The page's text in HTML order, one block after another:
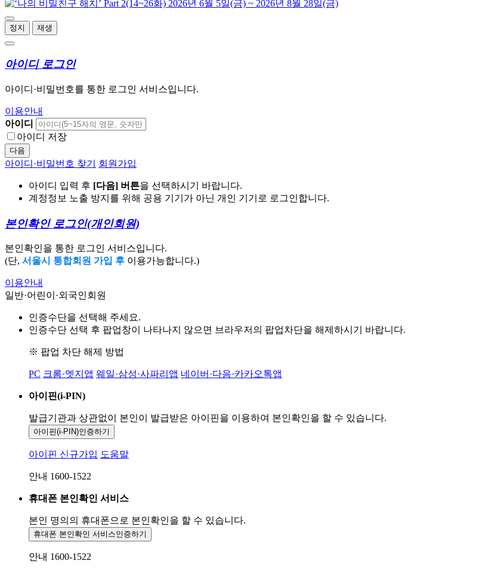
정지 재생
아이디 로그인
아이디·비밀번호를 통한 로그인 서비스입니다.
이용안내
아이디
아이디 저장
다음
아이디·비밀번호 찾기 회원가입
아이디 입력 후 [다음] 버튼을 선택하시기 바랍니다.
계정정보 노출 방지를 위해 공용 기기가 아닌 개인 기기로 로그인합니다.
본인확인 로그인(개인회원)
본인확인을 통한 로그인 서비스입니다.
(단, 서울시 통합회원 가입 후 이용가능합니다.)
이용안내
일반·어린이·외국인회원
인증수단을 선택해 주세요.
인증수단 선택 후 팝업창이 나타나지 않으면 브라우저의 팝업차단을 해제하시기 바랍니다.
※ 팝업 차단 해제 방법
PC 크롬·엣지앱 웨일·삼성·사파리앱 네이버·다음·카카오톡앱
아이핀(i-PIN)
발급기관과 상관없이 본인이 발급받은 아이핀을 이용하여 본인확인을 할 수 있습니다.
아이핀(i-PIN)인증하기
아이핀 신규가입 도움말
안내 1600-1522
휴대폰 본인확인 서비스
본인 명의의 휴대폰으로 본인확인을 할 수 있습니다.
휴대폰 본인확인 서비스인증하기
안내 1600-1522